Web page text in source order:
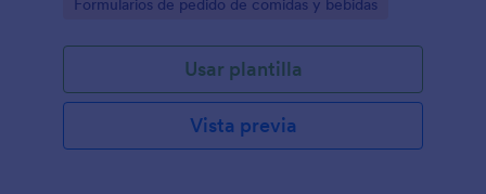
Formularios de pedido de comidas y bebidas
Usar plantilla
Vista previa